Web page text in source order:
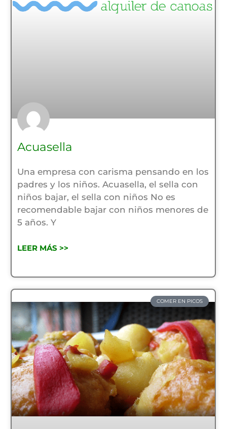
Acuasella
Una empresa con carisma pensando en los
padres y los niños. Acuasella, el sella con
niños bajar, el sella con niños No es
recomendable bajar con niños menores de
5 años. Y
LEER MÁS >>
COMER EN PICOS